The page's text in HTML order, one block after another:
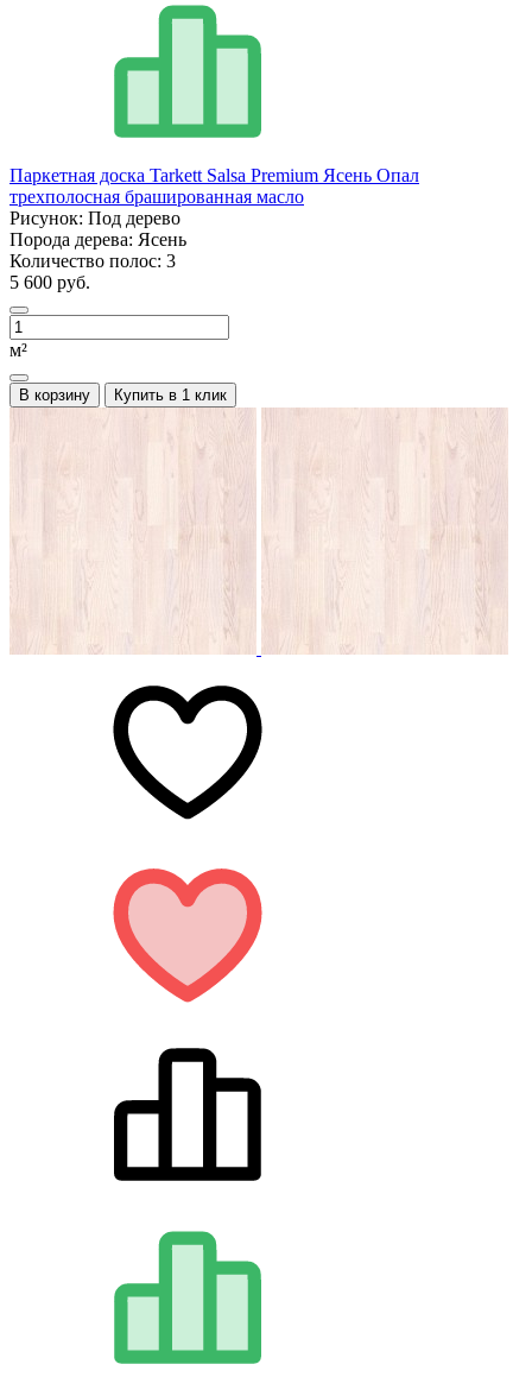
Паркетная доска Tarkett Salsa Premium Ясень Опал
трехполосная брашированная масло
Рисунок: Под дерево
Порода дерева: Ясень
Количество полос: 3
5 600 руб.
м²
В корзину Купить в 1 клик